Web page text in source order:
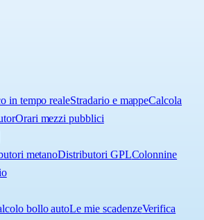
in tempo realeStradario e mappeCalcola
Orari mezzi pubblici
metanoDistributori GPLColonnine
bollo autoLe mie scadenzeVerifica